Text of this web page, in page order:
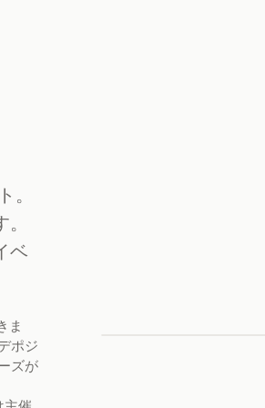
。
ベ
ま
ポジ
ズが